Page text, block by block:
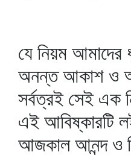
যে নিয়ম আমাদের
অনন্ত আকাশ ও
সর্বত্রই সেই এক
এই আবিষ্কারটি
আজকাল আনন্দ ও